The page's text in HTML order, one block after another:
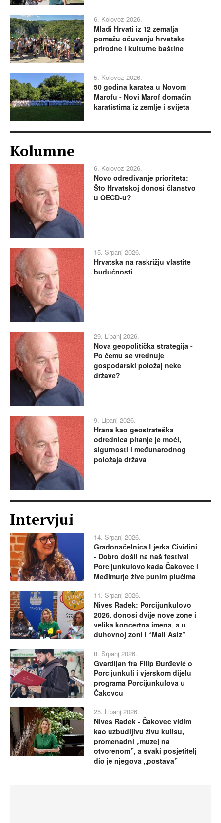
6. Kolovoz 2026.
Mladi Hrvati iz 12 zemalja
pomažu očuvanju hrvatske
prirodne i kulturne baštine
5. Kolovoz 2026.
50 godina karatea u Novom
Marofu - Novi Marof domaćin
karatistima iz zemlje i svijeta
Kolumne
6. Kolovoz 2026.
Novo određivanje prioriteta:
Što Hrvatskoj donosi članstvo
u OECD-u?
15. Srpanj 2026.
Hrvatska na raskrižju vlastite
budućnosti
29. Lipanj 2026.
Nova geopolitička strategija -
Po čemu se vrednuje
gospodarski položaj neke
države?
9. Lipanj 2026.
Hrana kao geostrateška
odrednica pitanje je moći,
sigurnosti i međunarodnog
položaja država
Intervjui
14. Srpanj 2026.
Gradonačelnica Ljerka Cividini
- Dobro došli na naš festival
Porcijunkulovo kada Čakovec i
Međimurje žive punim plućima
11. Srpanj 2026.
Nives Radek: Porcijunkulovo
2026. donosi dvije nove zone i
velika koncertna imena, a u
duhovnoj zoni i “Mali Asiz”
8. Srpanj 2026.
Gvardijan fra Filip Đurđević o
Porcijunkuli i vjerskom dijelu
programa Porcijunkulova u
Čakovcu
25. Lipanj 2026.
Nives Radek - Čakovec vidim
kao uzbudljivu živu kulisu,
promenadni „muzej na
otvorenom”, a svaki posjetitelj
dio je njegova „postava”